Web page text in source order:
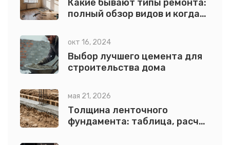
Какие бывают типы ремонта:
полный обзор видов и когда
окт 16, 2024
Выбор лучшего цемента для
строительства дома
мая 21, 2026
Толщина ленточного
фундамента: таблица, расчет